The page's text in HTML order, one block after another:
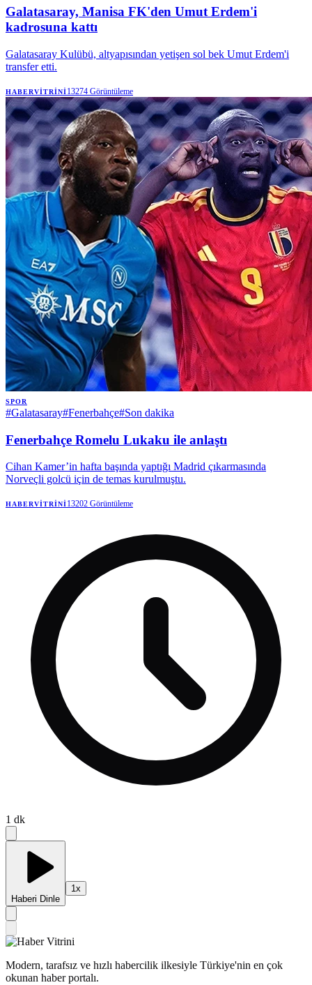
Galatasaray, Manisa FK'den Umut Erdem'i
kadrosuna kattı
Galatasaray Kulübü, altyapısından yetişen sol bek Umut Erdem'i
transfer etti.
HABERVITRINI13274 Görüntüleme
SPOR
#Galatasaray#Fenerbahçe#Son dakika
Fenerbahçe Romelu Lukaku ile anlaştı
Cihan Kamer’in hafta başında yaptığı Madrid çıkarmasında
Norveçli golcü için de temas kurulmuştu.
HABERVITRINI13202 Görüntüleme
1 dk
Haberi Dinle
1x
Modern, tarafsız ve hızlı habercilik ilkesiyle Türkiye'nin en çok
okunan haber portalı.